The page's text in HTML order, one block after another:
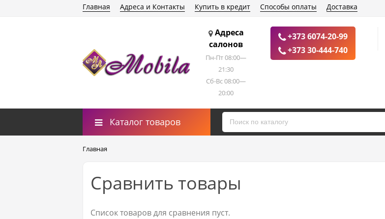
Главная Адреса и Контакты Купить в кредит Способы оплаты Доставка
Адреса
салонов
Пн-Пт 08:00—
21:30
Сб-Вс 08:00—
20:00
+373 6074-20-99
+373 30-444-740
Каталог товаров
Главная
Сравнить товары
Список товаров для сравнения пуст.